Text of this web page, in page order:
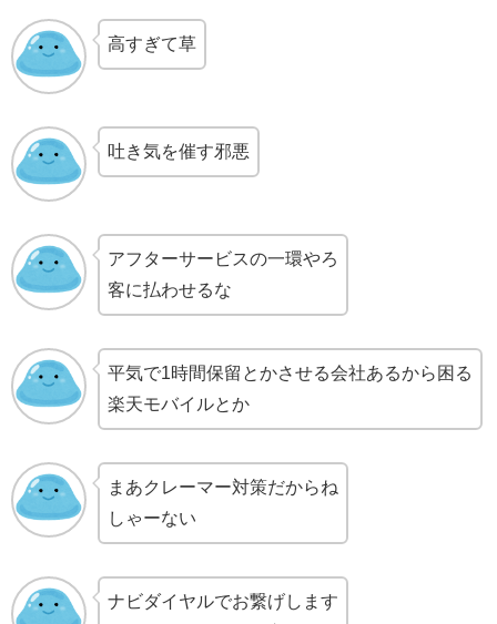
高すぎて草
吐き気を催す邪悪
アフターサービスの一環やろ
客に払わせるな
平気で1時間保留とかさせる会社あるから困る
楽天モバイルとか
まあクレーマー対策だからね
しゃーない
ナビダイヤルでお繋げします